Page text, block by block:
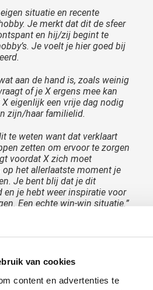
van cookies
content en advertenties te
situatie en recente
Je merkt dat dit de sfeer
en hij/zij begint te
Je voelt je hier goed bij
aan de hand is, zoals weinig
of je X ergens mee kan
eigenlijk een vrije dag nodig
zijn/haar familielid.
te weten want dat verklaart
zetten om ervoor te zorgen
voordat X zich moet
het allerlaatste moment je
Je bent blij dat je dit
en je hebt weer inspiratie voor
Een echte win-win situatie.”
een geleide visualisatie. Als jij
zit of andere angsten of
je daarmee helpen.
is dat alles in het
kunnen en over hoe je omgaat